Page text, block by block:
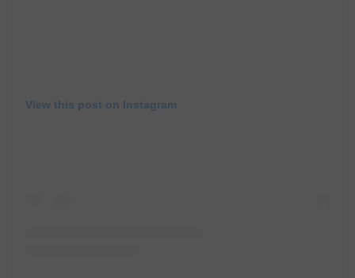
View this post on Instagram